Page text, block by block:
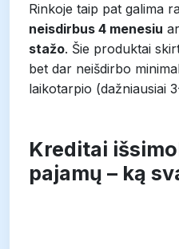
Rinkoje taip pat galima
neisdirbus 4 menesiu
stažo. Šie produktai
bet dar neišdirbo
laikotarpio (dažniausiai
Kreditai
pajamų – ką